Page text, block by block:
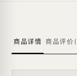
商品详情 商品评价(